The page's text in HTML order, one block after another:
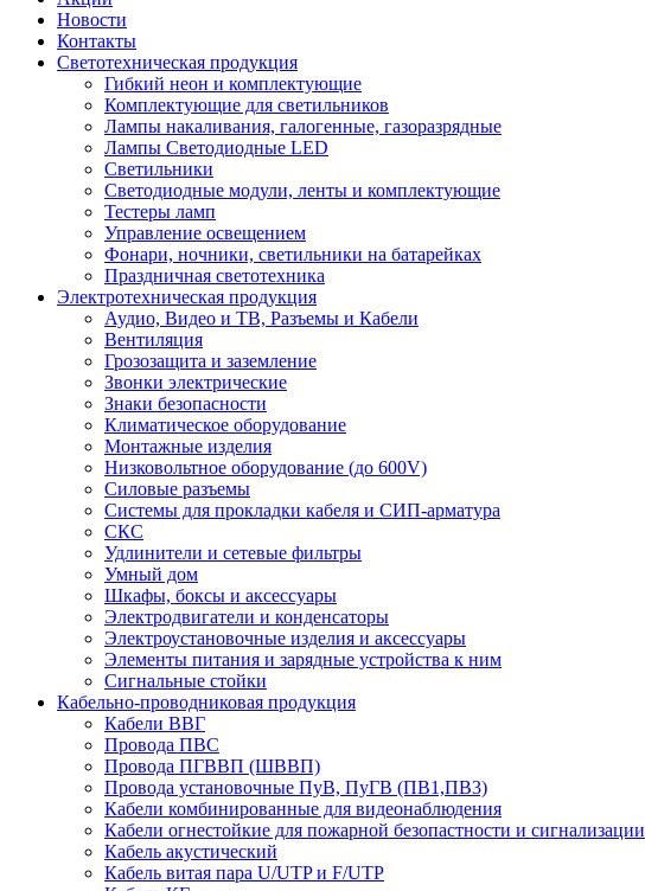
Новости
Контакты
Светотехническая продукция
Гибкий неон и комплектующие
Комплектующие для светильников
Лампы накаливания, галогенные, газоразрядные
Лампы Светодиодные LED
Светильники
Светодиодные модули, ленты и комплектующие
Тестеры ламп
Управление освещением
Фонари, ночники, светильники на батарейках
Праздничная светотехника
Электротехническая продукция
Аудио, Видео и ТВ, Разъемы и Кабели
Вентиляция
Грозозащита и заземление
Звонки электрические
Знаки безопасности
Климатическое оборудование
Монтажные изделия
Низковольтное оборудование (до 600V)
Силовые разъемы
Системы для прокладки кабеля и СИП-арматура
СКС
Удлинители и сетевые фильтры
Умный дом
Шкафы, боксы и аксессуары
Электродвигатели и конденсаторы
Электроустановочные изделия и аксессуары
Элементы питания и зарядные устройства к ним
Сигнальные стойки
Кабельно-проводниковая продукция
Кабели ВВГ
Провода ПВС
Провода ПГВВП (ШВВП)
Провода установочные ПуВ, ПуГВ (ПВ1,ПВ3)
Кабели комбинированные для видеонаблюдения
Кабели огнестойкие для пожарной безопастности и сигнализации
Кабель акустический
Кабель витая пара U/UTP и F/UTP